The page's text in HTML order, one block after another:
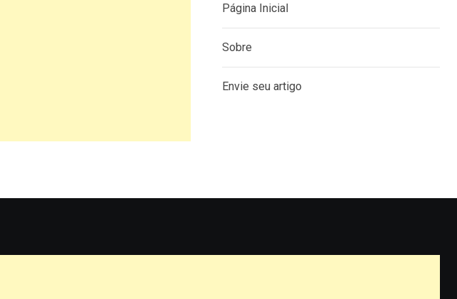
Página Inicial
Sobre
Envie seu artigo